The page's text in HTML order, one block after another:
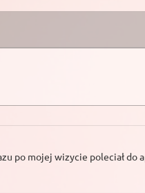
mojej wizycie poleciał do